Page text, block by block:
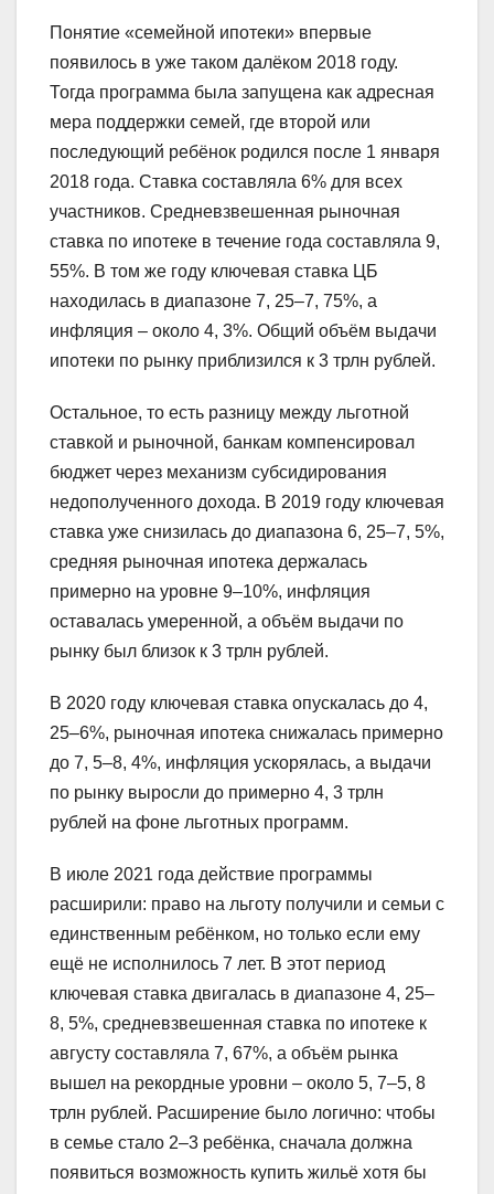
Понятие «семейной ипотеки» впервые
появилось в уже таком далёком 2018 году.
Тогда программа была запущена как адресная
мера поддержки семей, где второй или
последующий ребёнок родился после 1 января
2018 года. Ставка составляла 6% для всех
участников. Средневзвешенная рыночная
ставка по ипотеке в течение года составляла 9,
55%. В том же году ключевая ставка ЦБ
находилась в диапазоне 7, 25–7, 75%, а
инфляция – около 4, 3%. Общий объём выдачи
ипотеки по рынку приблизился к 3 трлн рублей.
Остальное, то есть разницу между льготной
ставкой и рыночной, банкам компенсировал
бюджет через механизм субсидирования
недополученного дохода. В 2019 году ключевая
ставка уже снизилась до диапазона 6, 25–7, 5%,
средняя рыночная ипотека держалась
примерно на уровне 9–10%, инфляция
оставалась умеренной, а объём выдачи по
рынку был близок к 3 трлн рублей.
В 2020 году ключевая ставка опускалась до 4,
25–6%, рыночная ипотека снижалась примерно
до 7, 5–8, 4%, инфляция ускорялась, а выдачи
по рынку выросли до примерно 4, 3 трлн
рублей на фоне льготных программ.
В июле 2021 года действие программы
расширили: право на льготу получили и семьи с
единственным ребёнком, но только если ему
ещё не исполнилось 7 лет. В этот период
ключевая ставка двигалась в диапазоне 4, 25–
8, 5%, средневзвешенная ставка по ипотеке к
августу составляла 7, 67%, а объём рынка
вышел на рекордные уровни – около 5, 7–5, 8
трлн рублей. Расширение было логично: чтобы
в семье стало 2–3 ребёнка, сначала должна
появиться возможность купить жильё хотя бы